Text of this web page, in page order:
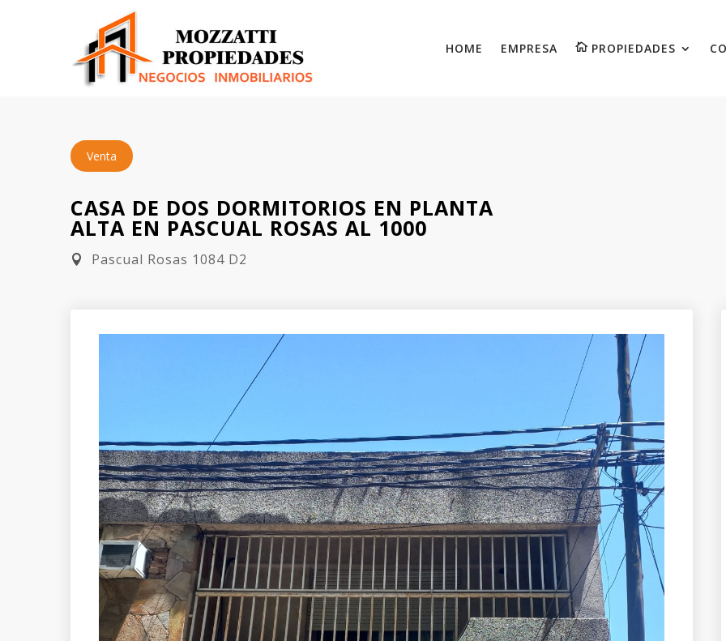
HOME EMPRESA PROPIEDADES
Venta
CASA DE DOS DORMITORIOS EN PLANTA
ALTA EN PASCUAL ROSAS AL 1000
Pascual Rosas 1084 D2